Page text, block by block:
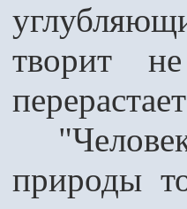
творит
"Человек
природы